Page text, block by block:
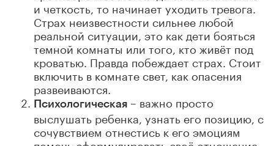
и четкость, то начинает уходить тревога.
Страх неизвестности сильнее любой
реальной ситуации, это как дети бояться
темной комнаты или того, кто живёт под
кроватью. Правда побеждает страх. Стоит
включить в комнате свет, как опасения
развеиваются.
Психологическая – важно просто
выслушать ребенка, узнать его позицию, с
сочувствием отнестись к его эмоциям